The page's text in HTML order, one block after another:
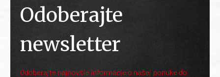
Odoberajte
newsletter
Odoberajte najnovšie informácie o našej ponuke do